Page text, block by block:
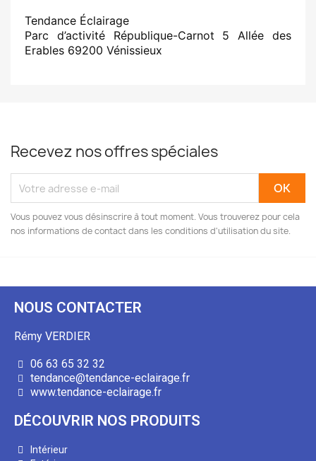
Tendance Éclairage
Parc d’activité République-Carnot 5 Allée des
Erables 69200 Vénissieux
Recevez nos offres spéciales
Vous pouvez vous désinscrire à tout moment. Vous trouverez pour cela
nos informations de contact dans les conditions d'utilisation du site.
NOUS CONTACTER
Rémy VERDIER
06 63 65 32 32
tendance@tendance-eclairage.fr
www.tendance-eclairage.fr
DÉCOUVRIR NOS PRODUITS
Intérieur